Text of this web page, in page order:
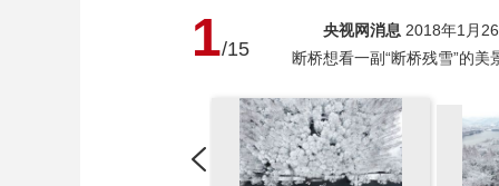
1/15
央视网消息 2018年1月
断桥想看一副“断桥残雪”的